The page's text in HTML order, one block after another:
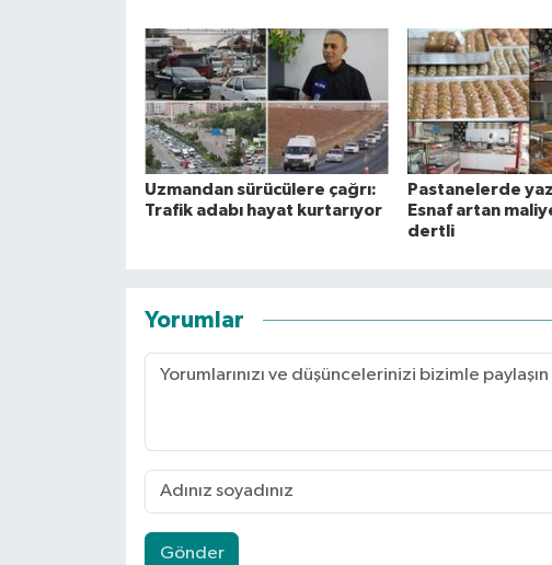
Uzmandan sürücülere çağrı:
Trafik adabı hayat kurtarıyor
Pastanelerde
Esnaf artan
dertli
Yorumlar
Gönder